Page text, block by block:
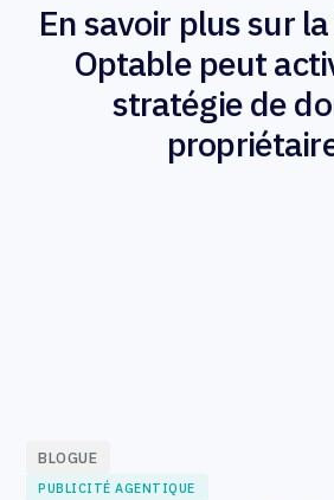
En savoir plus sur
Optable peut
stratégie de
BLOGUE
PUBLICITÉ AGENTIQUE